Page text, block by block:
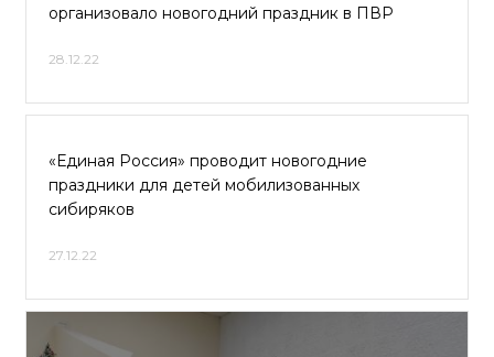
организовало новогодний праздник в ПВР
28.12.22
«Единая Россия» проводит новогодние
праздники для детей мобилизованных
сибиряков
27.12.22